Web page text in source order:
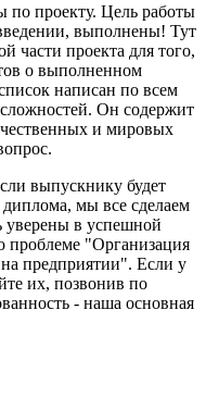
по проекту. Цель работы
выполнены! Тут
части проекта для того,
о выполненном
написан по всем
Он содержит
и мировых
выпускнику будет
мы все сделаем
уверены в успешной
проблеме "Организация
предприятии". Если у
их, позвонив по
- наша основная